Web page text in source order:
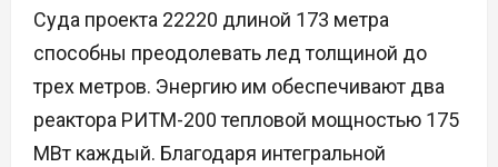
Суда проекта 22220 длиной 173 метра
способны преодолевать лед толщиной до
трех метров. Энергию им обеспечивают два
реактора РИТМ-200 тепловой мощностью 175
МВт каждый. Благодаря интегральной